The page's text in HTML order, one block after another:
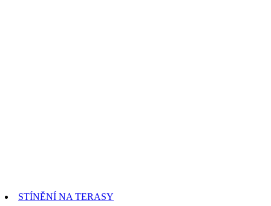
STÍNĚNÍ NA TERASY